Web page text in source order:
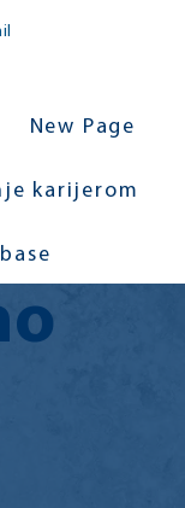
New Page
karijerom